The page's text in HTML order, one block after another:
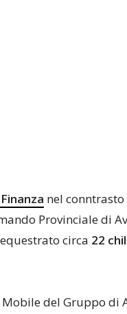
nel
Provinciale di
circa 22
del Gruppo di